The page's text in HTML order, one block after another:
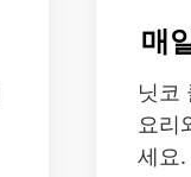
매
닛코
요리
세요.